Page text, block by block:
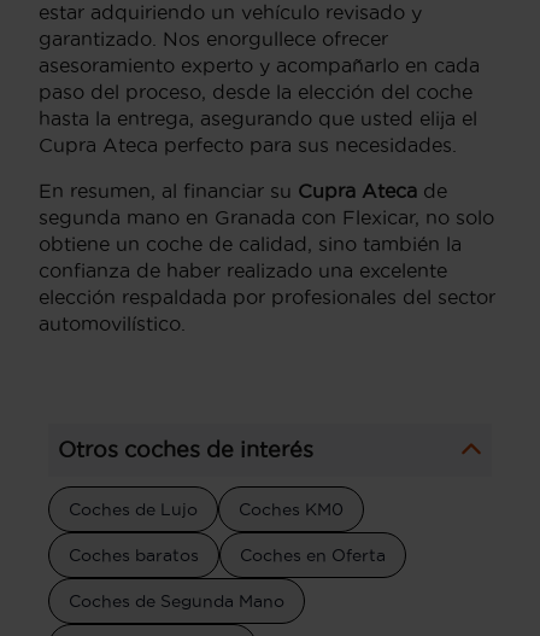
estar adquiriendo un vehículo revisado y
garantizado. Nos enorgullece ofrecer
asesoramiento experto y acompañarlo en cada
paso del proceso, desde la elección del coche
hasta la entrega, asegurando que usted elija el
Cupra Ateca perfecto para sus necesidades.
En resumen, al financiar su Cupra Ateca de
segunda mano en Granada con Flexicar, no solo
obtiene un coche de calidad, sino también la
confianza de haber realizado una excelente
elección respaldada por profesionales del sector
automovilístico.
Otros coches de interés
Coches de Lujo Coches KM0
Coches baratos Coches en Oferta
Coches de Segunda Mano